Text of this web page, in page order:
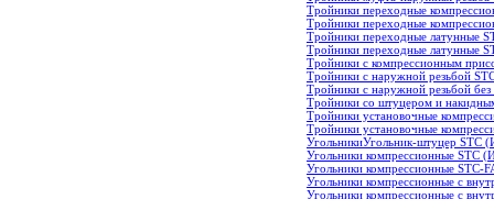
Тройники переходные
Тройники переходные
Тройники переходные латунные
Тройники переходные латунные
Тройники с компрессионным
Тройники с наружной резьбой
Тройники с наружной резьбой
Тройники со штуцером и
Тройники установочные
Тройники установочные
УгольникиУгольник-штуцер STC
Угольники компрессионные STC
Угольники компрессионные STC-
Угольники компрессионные с
Угольники компрессионные с